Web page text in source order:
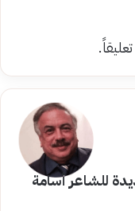
للشاعر أسامة